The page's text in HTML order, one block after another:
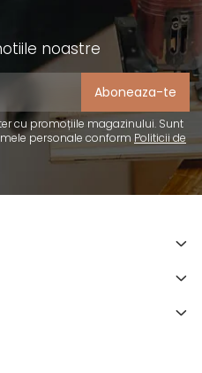
noastre
cu promoțiile magazinului. Sunt
personale conform Politicii de